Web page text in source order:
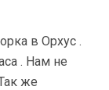
в Орхус .
. Нам не
же